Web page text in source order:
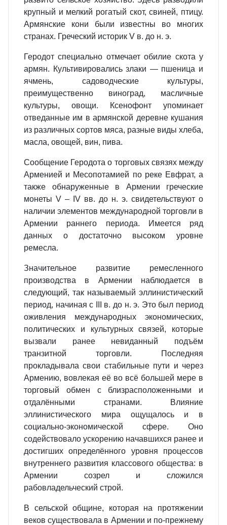
крупный и мелкий рогатый скот, свиней, птицу.
Армянские кони были известны во многих
странах. Греческий историк V в. до н. э.
Геродот специально отмечает обилие скота у
армян. Культивировались злаки — пшеница и
ячмень, садоводческие культуры,
преимущественно виноград, масличные
культуры, овощи. Ксенофонт упоминает
отведанные им в армянской деревне кушания
из различных сортов мяса, разные виды хлеба,
масла, овощей, вин, пива.
Сообщение Геродота о торговых связях между
Арменией и Месопотамией по реке Евфрат, а
также обнаруженные в Армении греческие
монеты V – IV вв. до н. э. свидетельствуют о
наличии элементов международной торговли в
Армении раннего периода. Имеется ряд
данных о достаточно высоком уровне
ремесла.
Значительное развитие ремесленного
производства в Армении наблюдается в
следующий, так называемый эллинистический
период, начиная с III в. до н. э. Это был период
оживления международных экономических,
политических и культурных связей, которые
вызвали ранее невиданный подъём
транзитной торговли. Последняя
прокладывала свои стабильные пути и через
Армению, вовлекая её во всё большей мере в
торговый обмен с близрасположенными и
отдалёнными странами. Влияние
эллинистического мира ощущалось и в
социально‐экономической сфере. Оно
содействовало ускорению начавшихся ранее и
достигших определённого уровня процессов
внутреннего развития классового общества: в
Армении созрел и сложился
рабовладельческий строй.
В сельской общине, которая на протяжении
веков существовала в Армении и по-прежнему